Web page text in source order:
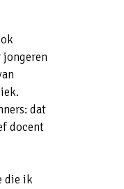
jongeren
dat
docent
die ik